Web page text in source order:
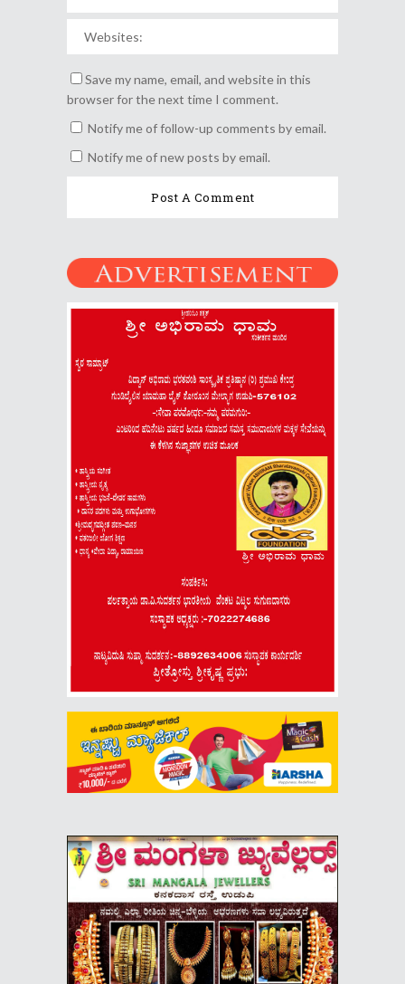
Save my name, email, and website in this
browser for the next time I comment.
Notify me of follow-up comments by email.
Notify me of new posts by email.